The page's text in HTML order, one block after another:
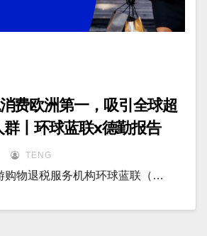
费欧洲第一，吸引全球超
群丨环球蓝联x德勤报告
TENG
购物退税服务机构环球蓝联（…